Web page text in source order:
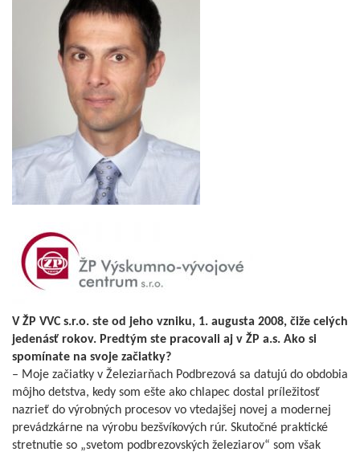
V ŽP VVC s.r.o. ste od jeho vzniku, 1. augusta 2008, čiže celých
jedenásť rokov. Predtým ste pracovali aj v ŽP a.s. Ako si
spomínate na svoje začiatky?
– Moje začiatky v Železiarňach Podbrezová sa datujú do obdobia
môjho detstva, kedy som ešte ako chlapec dostal príležitosť
nazrieť do výrobných procesov vo vtedajšej novej a modernej
prevádzkárne na výrobu bezšvíkových rúr. Skutočné praktické
stretnutie so „svetom podbrezovských železiarov“ som však